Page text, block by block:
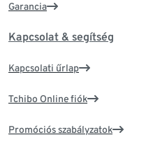
Garancia
Kapcsolat & segítség
Kapcsolati űrlap
Tchibo Online fiók
Promóciós szabályzatok